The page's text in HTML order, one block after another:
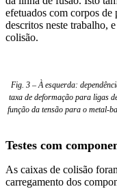
efetuados com corpos
descritos neste trabalho,
colisão.
Fig. 3 – À esquerda:
taxa de deformação para ligas
função da tensão para o metal-
Testes com
As caixas de colisão
carregamento dos